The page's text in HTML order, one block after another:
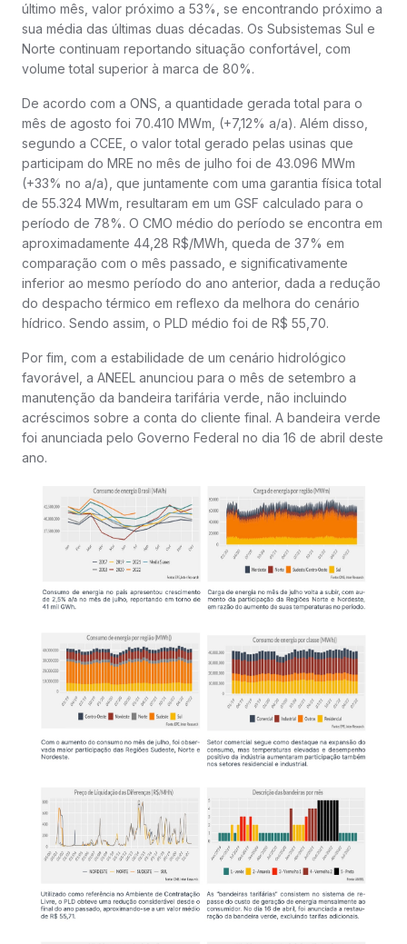
último mês, valor próximo a 53%, se encontrando próximo a
sua média das últimas duas décadas. Os Subsistemas Sul e
Norte continuam reportando situação confortável, com
volume total superior à marca de 80%.
De acordo com a ONS, a quantidade gerada total para o
mês de agosto foi 70.410 MWm, (+7,12% a/a). Além disso,
segundo a CCEE, o valor total gerado pelas usinas que
participam do MRE no mês de julho foi de 43.096 MWm
(+33% no a/a), que juntamente com uma garantia física total
de 55.324 MWm, resultaram em um GSF calculado para o
período de 78%. O CMO médio do período se encontra em
aproximadamente 44,28 R$/MWh, queda de 37% em
comparação com o mês passado, e significativamente
inferior ao mesmo período do ano anterior, dada a redução
do despacho térmico em reflexo da melhora do cenário
hídrico. Sendo assim, o PLD médio foi de R$ 55,70.
Por fim, com a estabilidade de um cenário hidrológico
favorável, a ANEEL anunciou para o mês de setembro a
manutenção da bandeira tarifária verde, não incluindo
acréscimos sobre a conta do cliente final. A bandeira verde
foi anunciada pelo Governo Federal no dia 16 de abril deste
ano.